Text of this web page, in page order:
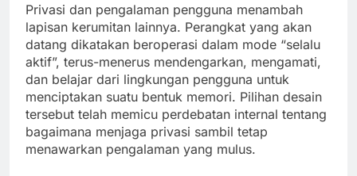
Privasi dan pengalaman pengguna menambah
lapisan kerumitan lainnya. Perangkat yang akan
datang dikatakan beroperasi dalam mode “selalu
aktif”, terus-menerus mendengarkan, mengamati,
dan belajar dari lingkungan pengguna untuk
menciptakan suatu bentuk memori. Pilihan desain
tersebut telah memicu perdebatan internal tentang
bagaimana menjaga privasi sambil tetap
menawarkan pengalaman yang mulus.